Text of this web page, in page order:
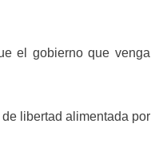
el gobierno que venga
libertad alimentada por